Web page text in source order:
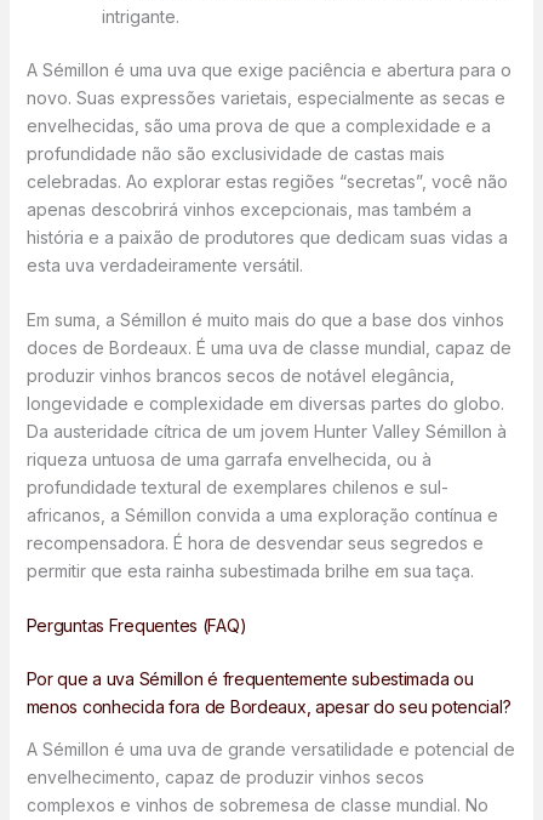
intrigante.
A Sémillon é uma uva que exige paciência e abertura para o
novo. Suas expressões varietais, especialmente as secas e
envelhecidas, são uma prova de que a complexidade e a
profundidade não são exclusividade de castas mais
celebradas. Ao explorar estas regiões “secretas”, você não
apenas descobrirá vinhos excepcionais, mas também a
história e a paixão de produtores que dedicam suas vidas a
esta uva verdadeiramente versátil.
Em suma, a Sémillon é muito mais do que a base dos vinhos
doces de Bordeaux. É uma uva de classe mundial, capaz de
produzir vinhos brancos secos de notável elegância,
longevidade e complexidade em diversas partes do globo.
Da austeridade cítrica de um jovem Hunter Valley Sémillon à
riqueza untuosa de uma garrafa envelhecida, ou à
profundidade textural de exemplares chilenos e sul-
africanos, a Sémillon convida a uma exploração contínua e
recompensadora. É hora de desvendar seus segredos e
permitir que esta rainha subestimada brilhe em sua taça.
Perguntas Frequentes (FAQ)
Por que a uva Sémillon é frequentemente subestimada ou
menos conhecida fora de Bordeaux, apesar do seu potencial?
A Sémillon é uma uva de grande versatilidade e potencial de
envelhecimento, capaz de produzir vinhos secos
complexos e vinhos de sobremesa de classe mundial. No